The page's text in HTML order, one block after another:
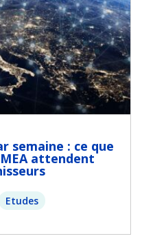
semaine : ce que
attendent
Etudes